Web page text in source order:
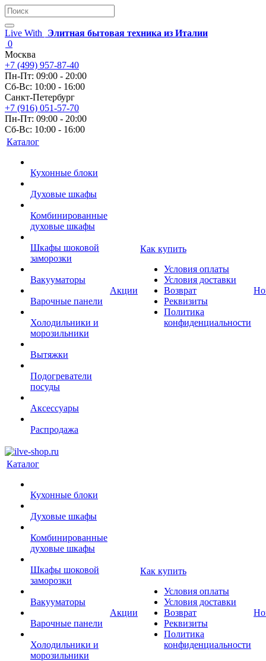
Live With
Элитная бытовая техника из Италии
0
Москва
+7 (499) 957-87-40
Пн-Пт: 09:00 - 20:00
Сб-Вс: 10:00 - 16:00
Санкт-Петербург
+7 (916) 051-57-70
Пн-Пт: 09:00 - 20:00
Сб-Вс: 10:00 - 16:00
Каталог
Кухонные блоки
Духовые шкафы
Комбинированные
духовые шкафы
Шкафы шоковой
заморозки
Вакууматоры
Варочные панели
Холодильники и
морозильники
Вытяжки
Подогреватели
посуды
Аксессуары
Распродажа
Акции
Как купить
Условия оплаты
Условия доставки
Возврат
Реквизиты
Политика
конфиденциальности
Каталог
Кухонные блоки
Духовые шкафы
Комбинированные
духовые шкафы
Шкафы шоковой
заморозки
Вакууматоры
Варочные панели
Холодильники и
морозильники
Акции
Как купить
Условия оплаты
Условия доставки
Возврат
Реквизиты
Политика
конфиденциальности